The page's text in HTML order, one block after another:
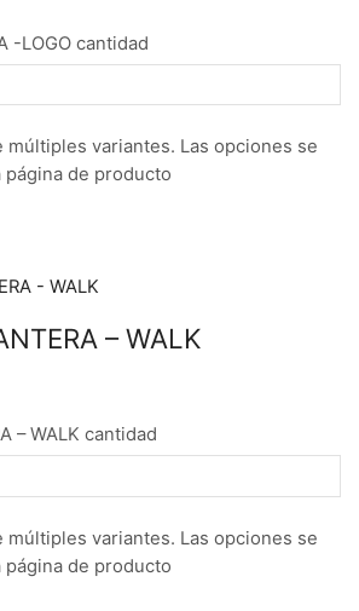
-LOGO cantidad
múltiples variantes. Las opciones se
de producto
– WALK
– WALK cantidad
múltiples variantes. Las opciones se
de producto